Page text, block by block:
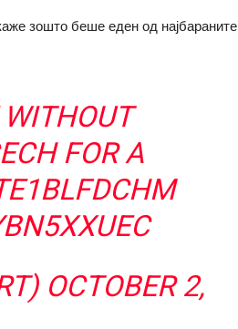
зошто беше еден од најбараните
FOR A
OCTOBER 2,